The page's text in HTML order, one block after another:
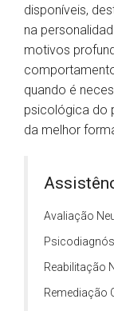
disponíveis,
na
motivos
quando é
psicológica do
da melhor
Avaliação
Reabilitação
Remediação